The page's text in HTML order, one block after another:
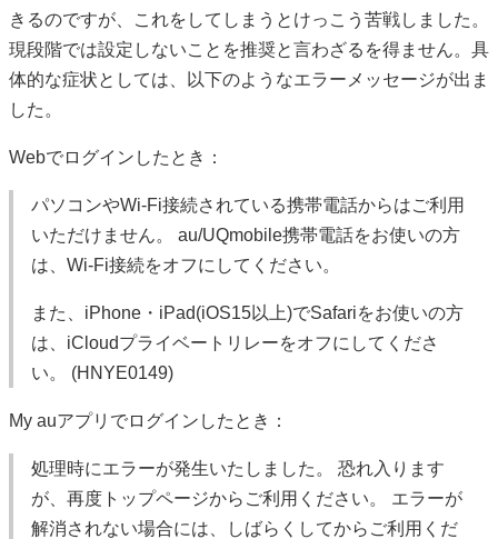
きるのですが、これをしてしまうとけっこう苦戦しました。
現段階では設定しないことを推奨と言わざるを得ません。具
体的な症状としては、以下のようなエラーメッセージが出ま
した。
Webでログインしたとき：
パソコンやWi-Fi接続されている携帯電話からはご利用
いただけません。 au/UQmobile携帯電話をお使いの方
は、Wi-Fi接続をオフにしてください。
また、iPhone・iPad(iOS15以上)でSafariをお使いの方
は、iCloudプライベートリレーをオフにしてくださ
い。 (HNYE0149)
My auアプリでログインしたとき：
処理時にエラーが発生いたしました。 恐れ入ります
が、再度トップページからご利用ください。 エラーが
解消されない場合には、しばらくしてからご利用くだ